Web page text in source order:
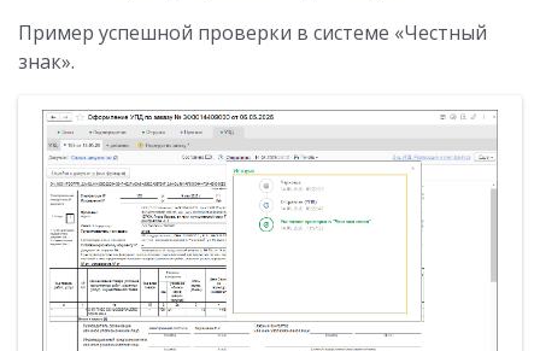
Пример успешной проверки в системе «Честный
знак».